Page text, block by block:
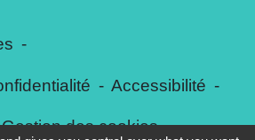
-
- Accessibilité -
Gestion des cookies